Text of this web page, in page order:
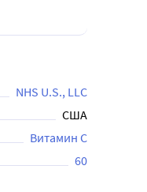
NHS U.S., LLC
США
Витамин C
60